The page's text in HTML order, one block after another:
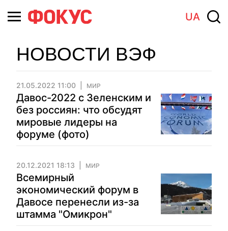
UA
НОВОСТИ ВЭФ
21.05.2022 11:00 МИР
Давос-2022 с Зеленским и
без россиян: что обсудят
мировые лидеры на
форуме (фото)
20.12.2021 18:13 МИР
Всемирный
экономический форум в
Давосе перенесли из-за
штамма "Омикрон"